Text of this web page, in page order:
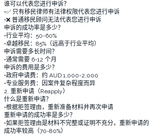
谁可以代表您进行申诉？
•✅ 只有移民律师有法律权限代表您进行申诉
•❌ 普通移民顾问无法代表您进行申诉
申诉的成功率是多少？
•行业平均：50-60%
•卓越移民：85%（远高于行业平均）
申诉需要多长时间？
•通常需要 6-12 个月
申诉的费用是多少？
•政府申请费：约 AUD 1,000-2,000
•专业服务费：因案件复杂程度而异
2. 重新申请（Reapply）
什么是重新申请？
•根据拒签理由，重新准备材料并再次申请
重新申请的成功率是多少？
•如果拒签理由是材料不完整或证明不充分，重新申请的
成功率较高（70-80%）